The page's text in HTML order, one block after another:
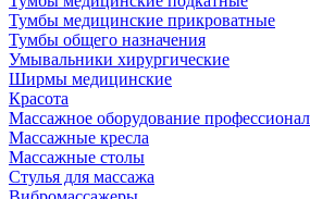
Тумбы медицинские прикроватные
Тумбы общего назначения
Умывальники хирургические
Ширмы медицинские
Красота
Массажное оборудование
Массажные кресла
Массажные столы
Стулья для массажа